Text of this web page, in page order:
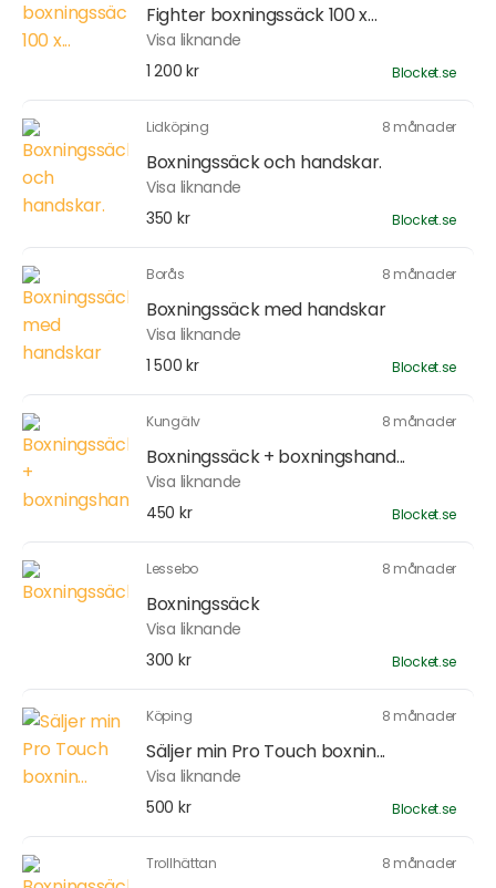
Fighter boxningssäck 100 x...
Visa liknande
1 200 kr
Blocket.se
Lidköping 8 månader
Boxningssäck och handskar.
Visa liknande
350 kr
Blocket.se
Borås 8 månader
Boxningssäck med handskar
Visa liknande
1 500 kr
Blocket.se
Kungälv 8 månader
Boxningssäck + boxningshand...
Visa liknande
450 kr
Blocket.se
Lessebo 8 månader
Boxningssäck
Visa liknande
300 kr
Blocket.se
Köping 8 månader
Säljer min Pro Touch boxnin...
Visa liknande
500 kr
Blocket.se
Trollhättan 8 månader